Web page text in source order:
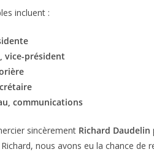
incluent :
vice-président
communications
sincèrement Richard Daudelin
nous avons eu la chance